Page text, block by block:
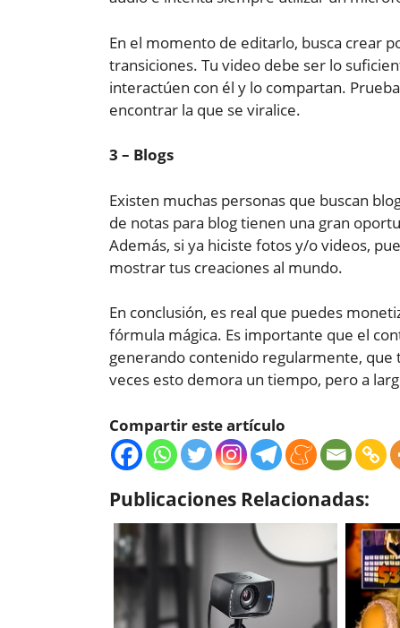
En el momento de editarlo, busca crear
transiciones. Tu video debe ser lo
interactúen con él y lo compartan.
encontrar la que se viralice.
3 – Blogs
Existen muchas personas que buscan
de notas para blog tienen una gran
Además, si ya hiciste fotos y/o videos,
mostrar tus creaciones al mundo.
En conclusión, es real que puedes
fórmula mágica. Es importante que el
generando contenido regularmente, que
veces esto demora un tiempo, pero a
Compartir este artículo
Publicaciones Relacionadas: